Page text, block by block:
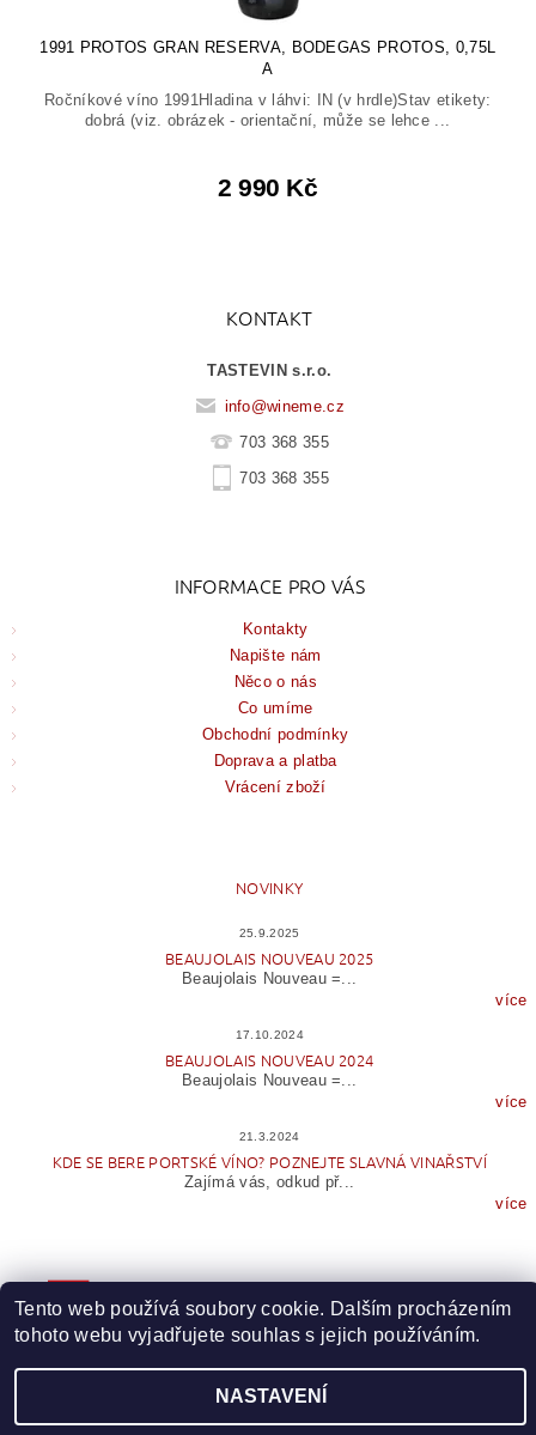
1991 PROTOS GRAN RESERVA, BODEGAS PROTOS, 0,75L
A
Ročníkové víno 1991Hladina v láhvi: IN (v hrdle)Stav etikety:
dobrá (viz. obrázek - orientační, může se lehce ...
2 990 Kč
KONTAKT
TASTEVIN s.r.o.
info@wineme.cz
703 368 355
703 368 355
INFORMACE PRO VÁS
Kontakty
Napište nám
Něco o nás
Co umíme
Obchodní podmínky
Doprava a platba
Vrácení zboží
NOVINKY
25.9.2025
BEAUJOLAIS NOUVEAU 2025
Beaujolais Nouveau =...
více
17.10.2024
BEAUJOLAIS NOUVEAU 2024
Beaujolais Nouveau =...
více
21.3.2024
KDE SE BERE PORTSKÉ VÍNO? POZNEJTE SLAVNÁ VINAŘSTVÍ
Zajímá vás, odkud př...
více
2026 © Wineme.cz, všechna práva vyhrazenaUpravit nastavení cookies
Tento web používá soubory cookie. Dalším procházením
tohoto webu vyjadřujete souhlas s jejich používáním.
NASTAVENÍ